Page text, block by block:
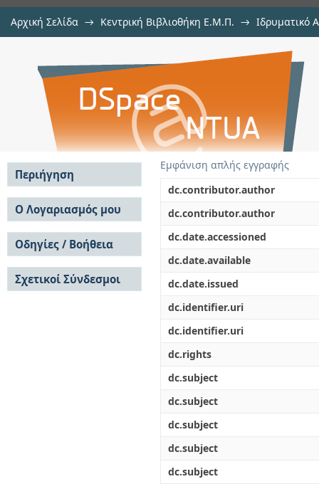
Αρχική Σελίδα → Κεντρική Βιβλιοθήκη Ε.Μ.Π. → Ιδρυματικό
Μηχανική μάθηση για την
κοινωνικών δικτύων
Εμφάνιση απλής εγγραφής
dc.contributor.author
dc.contributor.author
dc.date.accessioned
dc.date.available
dc.date.issued
dc.identifier.uri
dc.identifier.uri
dc.rights
dc.subject
dc.subject
dc.subject
dc.subject
dc.subject
Περιήγηση
Σε όλο το DSpace
Κοινότητες & Συλλογές
Ανά Ημερομηνία
Έκδοσης
Συγγραφείς
Τίτλοι
Θέματα
Ο Λογαριασμός μου
Σύνδεση
Εγγραφή
Οδηγίες / Βοήθεια
Οδηγίες Υποβολής
Οδηγίες Χρήσης ΙΑ
Συχνές Ερωτήσεις
Σχετικοί Σύνδεσμοι